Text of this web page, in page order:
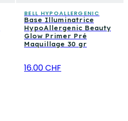
BELL HYPOALLERGENIC
Base Illuminatrice
HypoAllergenic Beauty
Glow Primer Pré
Maquillage 30 gr
16.00 CHF